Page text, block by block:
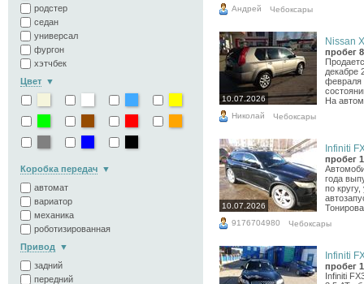
родстер
седан
универсал
фургон
хэтчбек
Цвет
Коробка передач
автомат
вариатор
механика
роботизированная
Привод
задний
передний
Андрей Чебоксары
10.07.2026
Nissan
пробег
декабре
февраля
На
Николай Чебоксары
10.07.2026
Infiniti
пробег
года
по
9176704980 Чебоксары
Infiniti
пробег
Infiniti